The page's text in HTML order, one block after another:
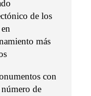
de los
más
con
de